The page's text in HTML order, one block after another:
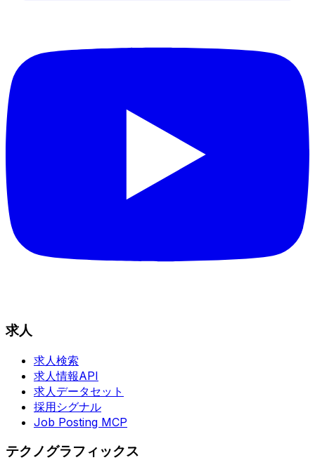
求人
求人検索
求人情報API
求人データセット
採用シグナル
Job Posting MCP
テクノグラフィックス